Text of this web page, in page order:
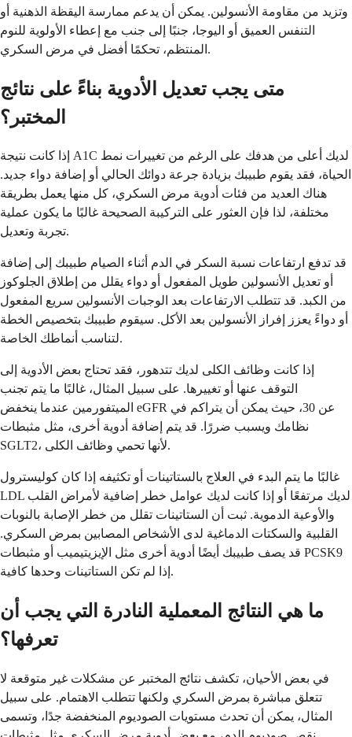
وتزيد من مقاومة الأنسولين. يمكن أن يدعم ممارسة اليقظة الذهنية أو
التنفس العميق أو اليوجا، جنبًا إلى جنب مع إعطاء الأولوية للنوم
المنتظم، تحكمًا أفضل في مرض السكري.
متى يجب تعديل الأدوية بناءً على نتائج
المختبر؟
إذا كانت نتيجة A1C لديك أعلى من هدفك على الرغم من تغييرات نمط
الحياة، فقد يقوم طبيبك بزيادة جرعة دوائك الحالي أو إضافة دواء جديد.
هناك العديد من فئات أدوية مرض السكري، كل منها يعمل بطريقة
مختلفة، لذا فإن العثور على التركيبة الصحيحة غالبًا ما يكون عملية
تجربة وتعديل.
قد تدفع ارتفاعات نسبة السكر في الدم أثناء الصيام طبيبك إلى إضافة
أو تعديل الأنسولين طويل المفعول أو دواء يقلل من إطلاق الجلوكوز
من الكبد. قد تتطلب الارتفاعات بعد الوجبات الأنسولين سريع المفعول
أو دواءً يعزز إفراز الأنسولين بعد الأكل. سيقوم طبيبك بتخصيص الخطة
لتناسب أنماطك الخاصة.
إذا كانت وظائف الكلى لديك تتدهور، فقد تحتاج بعض الأدوية إلى
التوقف عنها أو تغييرها. على سبيل المثال، غالبًا ما يتم تجنب
الميتفورمين عندما ينخفض ​​eGFR عن 30، حيث يمكن أن يتراكم في
نظامك ويسبب ضررًا. قد يتم إضافة أدوية أخرى، مثل مثبطات
SGLT2، لأنها تحمي وظائف الكلى.
غالبًا ما يتم البدء في العلاج بالستاتينات أو تكثيفه إذا كان كوليسترول
LDL لديك مرتفعًا أو إذا كانت لديك عوامل خطر إضافية لأمراض القلب
والأوعية الدموية. ثبت أن الستاتينات تقلل من خطر الإصابة بالنوبات
القلبية والسكتات الدماغية لدى الأشخاص المصابين بمرض السكري.
قد يصف طبيبك أيضًا أدوية أخرى مثل الإيزيتيميب أو مثبطات PCSK9
إذا لم تكن الستاتينات وحدها كافية.
ما هي النتائج المعملية النادرة التي يجب أن
تعرفها؟
في بعض الأحيان، تكشف نتائج المختبر عن مشكلات غير متوقعة لا
تتعلق مباشرة بمرض السكري ولكنها تتطلب الاهتمام. على سبيل
المثال، يمكن أن تحدث مستويات الصوديوم المنخفضة جدًا، وتسمى